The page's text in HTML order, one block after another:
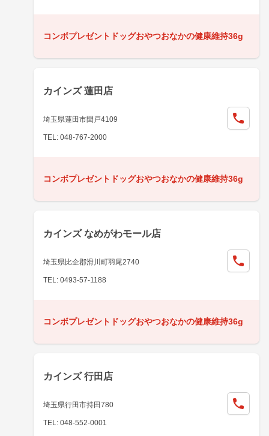
コンボプレゼントドッグおやつおなかの健康維持36g
カインズ 蓮田店
埼玉県蓮田市閏戸4109
TEL: 048-767-2000
コンボプレゼントドッグおやつおなかの健康維持36g
カインズ なめがわモール店
埼玉県比企郡滑川町羽尾2740
TEL: 0493-57-1188
コンボプレゼントドッグおやつおなかの健康維持36g
カインズ 行田店
埼玉県行田市持田780
TEL: 048-552-0001